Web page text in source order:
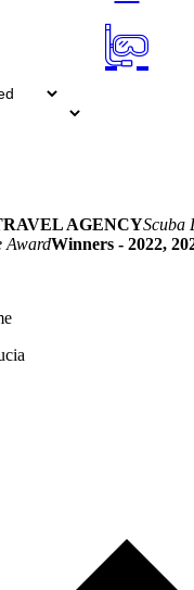
AGENCYScuba
AwardWinners - 2022,